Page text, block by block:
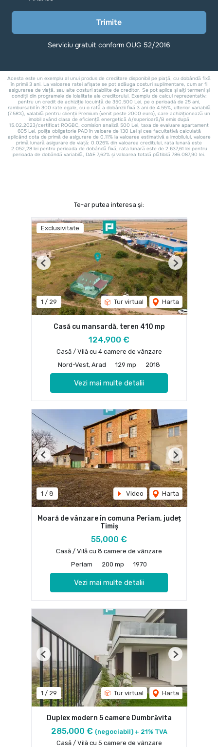
Te-ar putea interesa și:
Exclusivitate
1 / 29 Tur virtual Harta
Previous Next
Casă cu mansardă, teren 410 mp
124,900 €
Casă / Vilă cu 4 camere de vânzare
Nord-Vest, Arad
129 mp 2018
Vezi mai multe detalii
1 / 8 Video Harta
Previous Next
Moară de vânzare în comuna Periam, județ
Timiș
55,000 €
Casă / Vilă cu 8 camere de vânzare
Periam
200 mp 1970
Vezi mai multe detalii
1 / 29 Tur virtual Harta
Previous Next
Duplex modern 5 camere Dumbrăvita
285,000 € (negociabil) + 21% TVA
Casă / Vilă cu 5 camere de vânzare